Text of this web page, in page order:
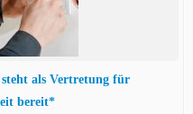
als Vertretung für
bereit*